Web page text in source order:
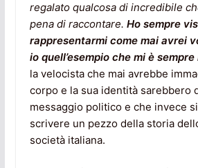
regalato qualcosa di incredibile
pena di raccontare. Ho sempre
rappresentarmi come mai avrei
io quell’esempio che mi è
la velocista che mai avrebbe
corpo e la sua identità sarebbero
messaggio politico e che invece
scrivere un pezzo della storia
società italiana.